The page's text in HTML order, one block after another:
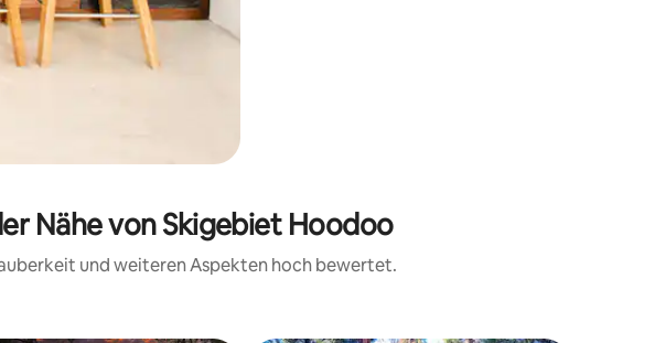
Nähe von Skigebiet Hoodoo
und weiteren Aspekten hoch bewertet.